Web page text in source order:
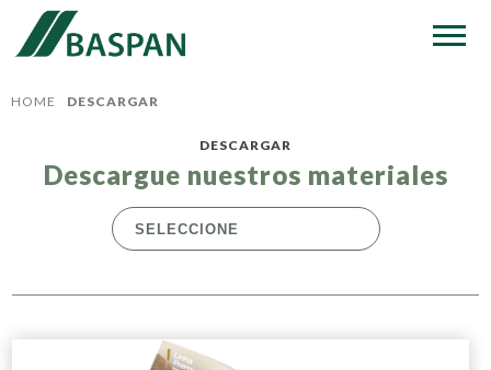
HOME DESCARGAR
DESCARGAR
Descargue nuestros materiales